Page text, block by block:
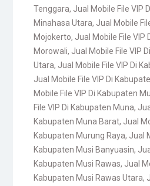
Tenggara, Jual Mobile File VIP
Minahasa Utara, Jual Mobile
Mojokerto, Jual Mobile File VIP
Morowali, Jual Mobile File VIP
Utara, Jual Mobile File VIP Di
Jual Mobile File VIP Di
Mobile File VIP Di Kabupaten
File VIP Di Kabupaten Muna,
Kabupaten Muna Barat, Jual
Kabupaten Murung Raya, Jual
Kabupaten Musi Banyuasin,
Kabupaten Musi Rawas, Jual
Kabupaten Musi Rawas Utara,